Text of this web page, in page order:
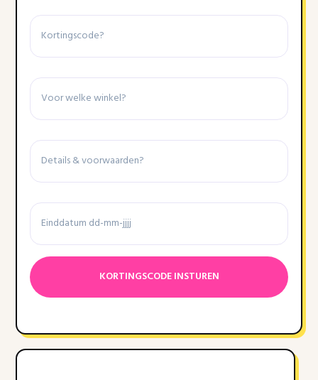
Kortingscode
Winkel
Details
voorwaarden
Einddatum
dash
MM
dash